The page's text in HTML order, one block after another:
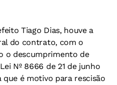
Tiago Dias, houve a
do contrato, com o
o descumprimento de
Nº 8666 de 21 de junho
que é motivo para rescisão